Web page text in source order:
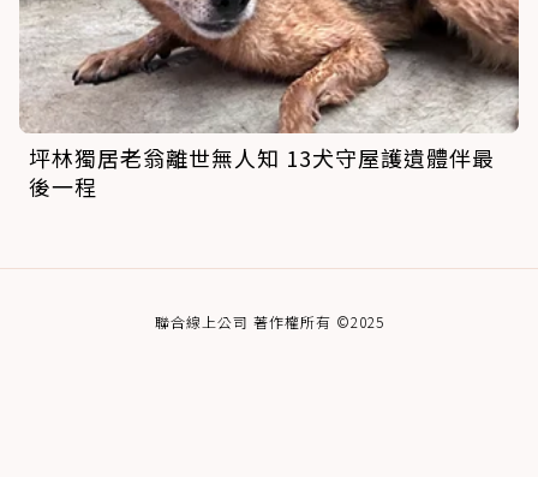
坪林獨居老翁離世無人知 13犬守屋護遺體伴最
後一程
聯合線上公司 著作權所有 ©2025